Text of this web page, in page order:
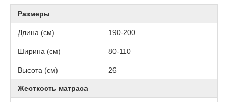
Размеры
Длина (см) 190-200
Ширина (см) 80-110
Высота (см) 26
Жесткость матраса